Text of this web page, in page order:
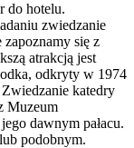
do hotelu.
zwiedzanie
się z
atrakcją jest
odkryty w 1974
katedry
Muzeum
dawnym pałacu.
podobnym.